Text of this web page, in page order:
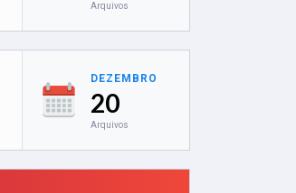
Arquivos
DEZEMBRO
20
Arquivos